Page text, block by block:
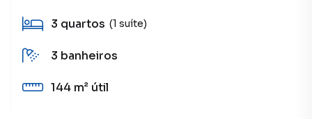
3 quartos (1 suíte)
3 banheiros
144 m² útil